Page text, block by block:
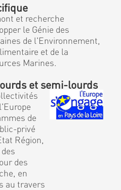
et recherche
le Génie des
de l'Environnement,
et de la
Marines.
et semi-lourds
de
privé
Région,
des
en
au travers